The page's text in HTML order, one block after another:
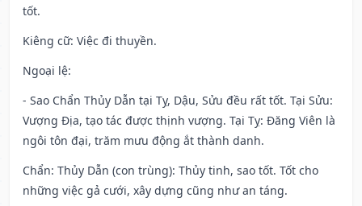
tốt.
Kiêng cữ: Việc đi thuyền.
Ngoại lệ:
- Sao Chẩn Thủy Dẫn tại Tỵ, Dậu, Sửu đều rất tốt. Tại Sửu:
Vượng Địa, tạo tác được thịnh vượng. Tại Tỵ: Đăng Viên là
ngôi tôn đại, trăm mưu động ắt thành danh.
Chẩn: Thủy Dẫn (con trùng): Thủy tinh, sao tốt. Tốt cho
những việc gả cưới, xây dựng cũng như an táng.